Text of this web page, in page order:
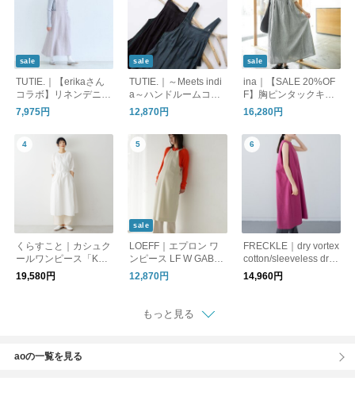
sale
TUTIE.｜【erikaさん
コラボ】リネンデニム
ジャンパースカート｜
再販売
7,975円
sale
TUTIE.｜～Meets indi
a～ハンドルームコッ
トンキャンバスジャン
パースカート
12,870円
sale
ina｜【SALE 20%OF
F】胸ピンタックキャ
ミワンピース レディ
ース ワンピース 2way
ロング丈 マキシ丈 ギ
ンガムチェック スト
ライプ 262108
16,280円
くらすこと｜カシュク
ールワンピース「KU
RASUKOTO Atelier W
ardrobe 」
19,580円
sale
LOEFF｜エプロン ワ
ンピース LF W GABA
APRON DRS Wギャ
バ ドレス バックリボ
エフ
12,870円
FRECKLE｜dry vortex
cotton/sleeveless dres
s/2色展開
14,960円
もっと見る
aoの一覧を見る